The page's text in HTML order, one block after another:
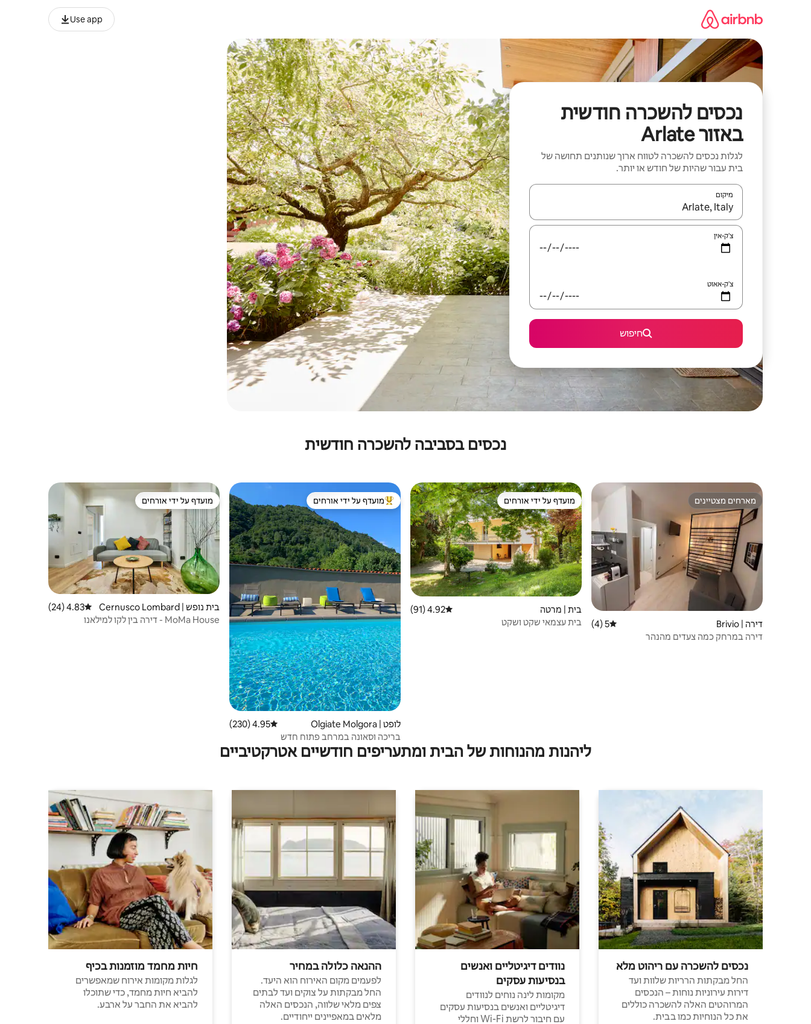
Use app
נכסים להשכרה חודשית
באזור Arlate
לגלות נכסים להשכרה לטווח ארוך שנותנים תחושה של
בית עבור שהיות של חודש או יותר.
מיקום
כאשר התוצאות יהיו זמינות, יש לנווט עם מקשי החיצים למעלה ולמטה או לעיין בעזרת תנועות מגע או החלקה.
צ'ק-אין
צ'ק-אאוט
חיפוש
נכסים בסביבה להשכרה חודשית
מארחים מצטיינים
מארחים מצטיינים
דירה | Brivio דירוג ממוצע של 5 מתוך 5, 4 ביקורות
5 (4)
דירה במרחק כמה צעדים מהנהר
מועדף על ידי אורחים
מועדף על ידי אורחים
בית | מרטה דירוג ממוצע של 4.92 מתוך 5, 91 ביקורות
4.92 (91)
בית עצמאי שקט ושקט
מוביל בקרב נכסים מועדפים על ידי אורחים
מועדף על ידי אורחים
לופט | Olgiate Molgora דירוג ממוצע של 4.95 מתוך 5, 230 ביקורות
4.95 (230)
בריכה וסאונה במרחב פתוח חדש
מועדף על ידי אורחים
מועדף על ידי אורחים
בית נופש | Cernusco Lombard
one
דירוג ממוצע של 4.83 מתוך 5, 24 ביקורות
4.83 (24)
MoMa House - דירה בין לקו למילאנו
ליהנות מהנוחות של הבית ומתעריפים חודשיים אטרקטיביים
נכסים להשכרה עם ריהוט מלא
החל מבקתות הרריות שלוות ועד
דירות עירוניות נוחות – הנכסים
המרוהטים האלה להשכרה כוללים
את כל הנוחיות כמו בבית.
נוודים דיגיטליים ואנשים
בנסיעות עסקים
מקומות לינה נוחים לנוודים
דיגיטליים ואנשים בנסיעות עסקים
עם חיבור לרשת Wi-Fi וחללי
ההנאה כלולה במחיר
לפעמים מקום האירוח הוא היעד.
החל מבקתות על צוקים ועד לבתים
צפים מלאי שלווה, הנכסים האלה
מלאים במאפיינים ייחודיים.
חיות מחמד מוזמנות בכיף
לגלות מקומות אירוח שמאפשרים
להביא חיות מחמד, כדי שתוכלו
להביא את החבר על ארבע.